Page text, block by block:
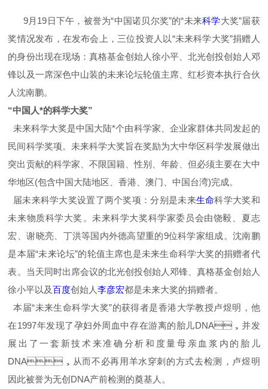
9月19日下午，被誉为“中国诺贝尔奖”的“未来科学大奖”届获
奖情况发布，在发布会上，三位投资人以“未来科学大奖”捐赠人
的身份出现在现场：真格基金创始人徐小平、北光创投创始人邓
锋以及一席深色中山装的未来论坛轮值主席、红杉资本执行合伙
人沈南鹏。
“中国人*的科学大奖”
未来科学大奖是中国大陆*个由科学家、企业家群体共同发起的
民间科学奖项。未来科学大奖旨在奖励为大中华区科学发展做出
突出贡献的科学家、不限国籍、性别、年龄、但必须主要在大中
华地区(包含中国大陆地区、香港、澳门、中国台湾)完成。
届未来科学大奖设置了两个奖项：分别是未来生命科学大奖和
未来物质科学大奖。未来科学大奖科学家委员会由饶毅、夏志
宏、谢晓亮、丁洪等国内外德高望重的9位科学家组成。沈南鹏
是本届“未来论坛”的轮值主席也是未来生命科学大奖的捐赠者代
表。当天同时出席会议的北光创投创始人邓锋、真格基金创始人
徐小平以及百度创始人李彦宏都是未来大奖的捐赠者。
本届“未来生命科学大奖”的获得者是香港大学教授卢煜明，他
在1997年发现了孕妇外周血中存在游离的胎儿DNA，并发
展出了一套新技术来准确分析和度量母亲血浆内的胎儿
DNA，从而不必再用羊水穿刺的方式去检测，卢煜明
因此被誉为无创DNA产前检测的奠基人。